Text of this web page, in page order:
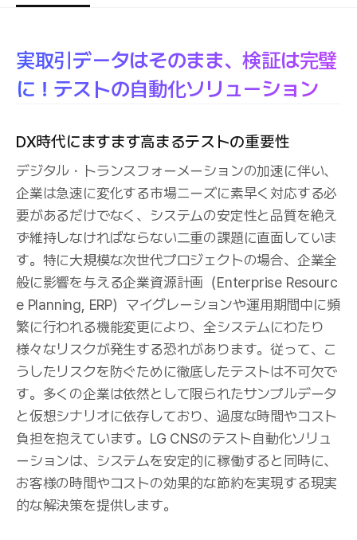
実取引データはそのまま、検証は完璧
に！テストの自動化ソリューション
DX時代にますます高まるテストの重要性
デジタル・トランスフォーメーションの加速に伴い、
企業は急速に変化する市場ニーズに素早く対応する必
要があるだけでなく、システムの安定性と品質を絶え
ず維持しなければならない二重の課題に直面していま
す。特に大規模な次世代プロジェクトの場合、企業全
般に影響を与える企業資源計画（Enterprise Resourc
e Planning, ERP）マイグレーションや運用期間中に頻
繁に行われる機能変更により、全システムにわたり
様々なリスクが発生する恐れがあります。従って、こ
うしたリスクを防ぐために徹底したテストは不可欠で
す。多くの企業は依然として限られたサンプルデータ
と仮想シナリオに依存しており、過度な時間やコスト
負担を抱えています。LG CNSのテスト自動化ソリュ
ーションは、システムを安定的に稼働すると同時に、
お客様の時間やコストの効果的な節約を実現する現実
的な解決策を提供します。